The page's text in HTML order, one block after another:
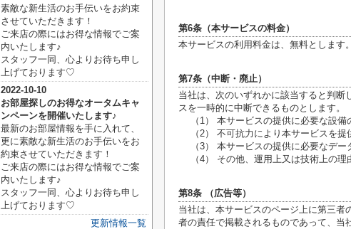
第6条（本サービスの料金）
本サービスの利用料金は、無料とします。
第7条（中断・廃止）
当社は、次のいずれかに該当すると判
スを一時的に中断できるものとします。
（1） 本サービスの提供に必要な設
（2） 不可抗力により本サービスを
（3） 本サービスの提供に必要なデ
（4） その他、運用上又は技術上の
第8条 （広告等）
当社は、本サービスのページ上に第三
者の責任で掲載されるものであって、当
素敵な新生活のお手伝いをお約束
させていただきます！
ご来店の際にはお得な情報でご案
内いたします♪
スタッフ一同、心よりお待ち申し
上げております♡
2022-10-10
お部屋探しのお得なオータムキャ
ンペーンを開催いたします♪
最新のお部屋情報を手に入れて、
更に素敵な新生活のお手伝いをお
約束させていただきます！
ご来店の際にはお得な情報でご案
内いたします♪
スタッフ一同、心よりお待ち申し
上げております♡
更新情報一覧